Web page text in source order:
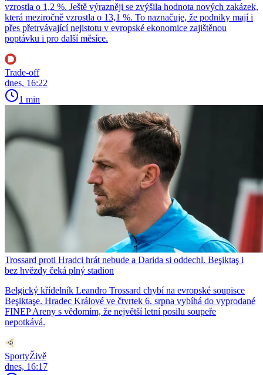
vzrostla o 1,2 %. Ještě výrazněji se zvýšila hodnota nových zakázek,
která meziročně vzrostla o 13,1 %. To naznačuje, že podniky mají i
přes přetrvávající nejistotu v evropské ekonomice zajištěnou
poptávku i pro další měsíce.
Trade-off
dnes, 16:22
1 min
Trossard proti Hradci hrát nebude a Darida si oddechl. Beşiktaş i
bez hvězdy čeká plný stadion
Belgický křídelník Leandro Trossard chybí na evropské soupisce
Beşiktaşe. Hradec Králové ve čtvrtek 6. srpna vybíhá do vyprodané
FINEP Areny s vědomím, že největší letní posilu soupeře
nepotkává.
SportyŽivě
dnes, 16:17